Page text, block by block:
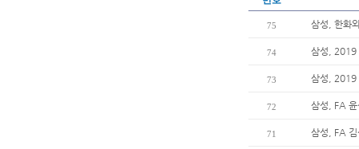
75 삼성, 한화
74 삼성, 2019
73 삼성, 2019
72 삼성, FA
71 삼성, FA